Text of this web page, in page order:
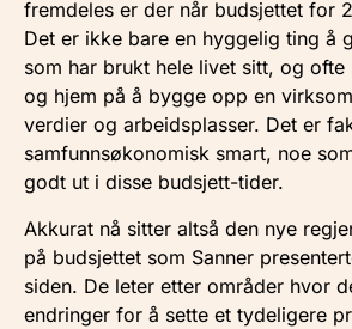
fremdeles er der når budsjettet for
Det er ikke bare en hyggelig ting å
som har brukt hele livet sitt, og ofte
og hjem på å bygge opp en
verdier og arbeidsplasser. Det er
samfunnsøkonomisk smart, noe
godt ut i disse budsjett-tider.
Akkurat nå sitter altså den nye
på budsjettet som Sanner
siden. De leter etter områder hvor
endringer for å sette et tydeligere